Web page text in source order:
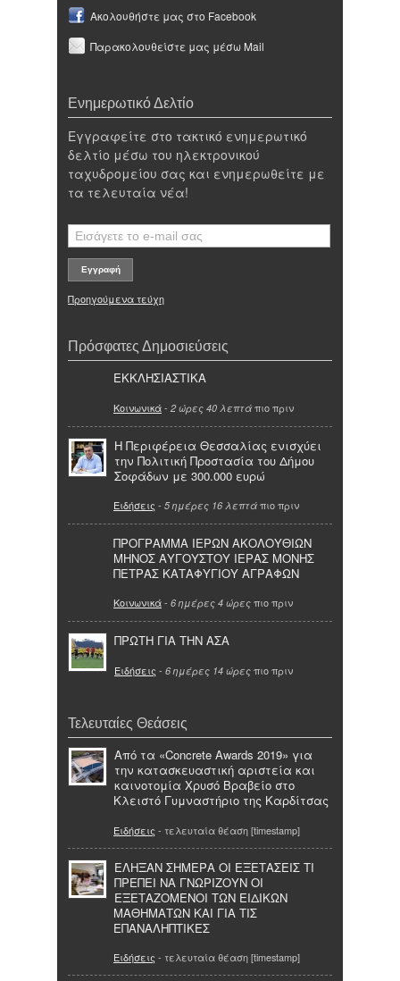
Ακολουθήστε μας στο Facebook
Παρακολουθείστε μας μέσω Mail
Ενημερωτικό Δελτίο
Εγγραφείτε στο τακτικό ενημερωτικό
δελτίο μέσω του ηλεκτρονικού
ταχυδρομείου σας και ενημερωθείτε με
τα τελευταία νέα!
Προηγούμενα τεύχη
Πρόσφατες Δημοσιεύσεις
ΕΚΚΛΗΣΙΑΣΤΙΚΑ
Κοινωνικά- 2 ώρες 40 λεπτά πιο πριν
Η Περιφέρεια Θεσσαλίας ενισχύει
την Πολιτική Προστασία του Δήμου
Σοφάδων με 300.000 ευρώ
Ειδήσεις - 5 ημέρες 16 λεπτά πιο πριν
ΠΡΟΓΡΑΜΜΑ ΙΕΡΩΝ ΑΚΟΛΟΥΘΙΩΝ
ΜΗΝΟΣ ΑΥΓΟΥΣΤΟΥ ΙΕΡΑΣ ΜΟΝΗΣ
ΠΕΤΡΑΣ ΚΑΤΑΦΥΓΙΟΥ ΑΓΡΑΦΩΝ
Κοινωνικά- 6 ημέρες 4 ώρες πιο πριν
ΠΡΩΤΗ ΓΙΑ ΤΗΝ ΑΣΑ
Ειδήσεις - 6 ημέρες 14 ώρες πιο πριν
Τελευταίες Θεάσεις
Από τα «Concrete Awards 2019» για
την κατασκευαστική αριστεία και
καινοτομία Χρυσό Βραβείο στο
Κλειστό Γυμναστήριο της Καρδίτσας
Ειδήσεις - τελευταία θέαση [timestamp]
ΕΛΗΞΑΝ ΣΗΜΕΡΑ ΟΙ ΕΞΕΤΑΣΕΙΣ ΤΙ
ΠΡΕΠΕΙ ΝΑ ΓΝΩΡΙΖΟΥΝ ΟΙ
ΕΞΕΤΑΖΟΜΕΝΟΙ ΤΩΝ ΕΙΔΙΚΩΝ
ΜΑΘΗΜΑΤΩΝ ΚΑΙ ΓΙΑ ΤΙΣ
ΕΠΑΝΑΛΗΠΤΙΚΕΣ
Ειδήσεις - τελευταία θέαση [timestamp]